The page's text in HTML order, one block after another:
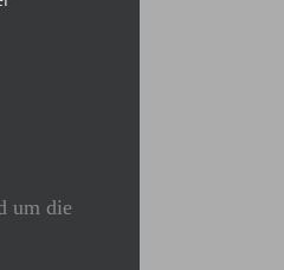
um die